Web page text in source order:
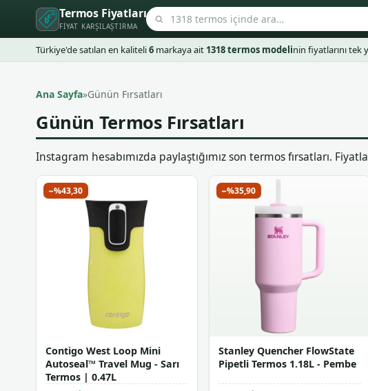
Termos Fiyatları
FIYAT KARŞILAŞTIRMA
Türkiye'de satılan en kaliteli6 markaya ait 1318 termos modelinin fiyatlarını tek
Ana Sayfa»Günün Fırsatları
Günün Termos Fırsatları
Instagram hesabımızda paylaştığımız son termos fırsatları.
−%43,30
Contigo West Loop Mini
Autoseal™ Travel Mug - Sarı
Termos | 0.47L
−%35,90
Stanley Quencher FlowState
Pipetli Termos 1.18L - Pembe